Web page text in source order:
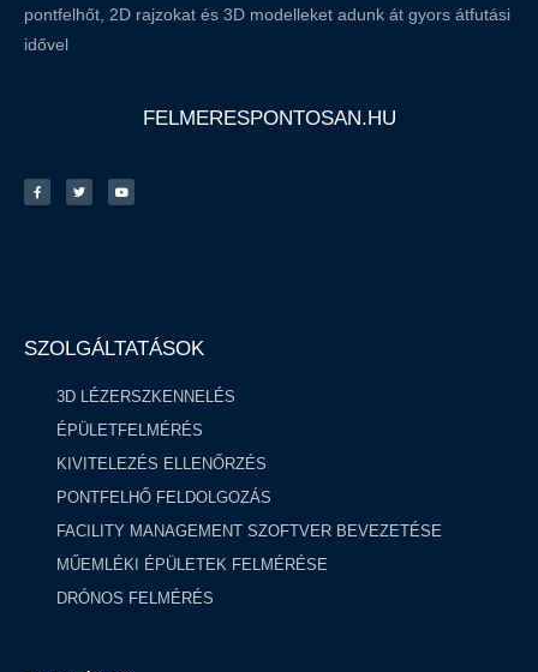
pontfelhőt, 2D rajzokat és 3D modelleket adunk át gyors átfutási
idővel
FELMERESPONTOSAN.HU
SZOLGÁLTATÁSOK
3D LÉZERSZKENNELÉS
ÉPÜLETFELMÉRÉS
KIVITELEZÉS ELLENŐRZÉS
PONTFELHŐ FELDOLGOZÁS ​
FACILITY MANAGEMENT SZOFTVER BEVEZETÉSE
MŰEMLÉKI ÉPÜLETEK FELMÉRÉSE
DRÓNOS FELMÉRÉS